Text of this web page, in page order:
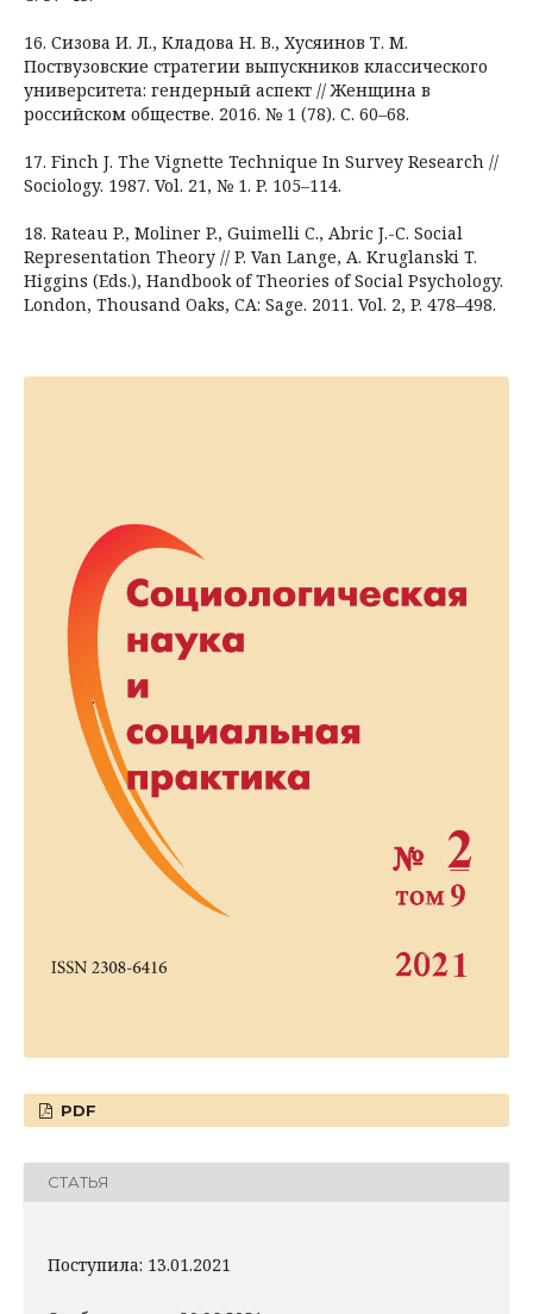
16. Сизова И. Л., Кладова Н. В., Хусяинов Т. М.
Поствузовские стратегии выпускников классического
университета: гендерный аспект // Женщина в
российском обществе. 2016. № 1 (78). С. 60–68.
17. Finch J. The Vignette Technique In Survey Research //
Sociology. 1987. Vol. 21, № 1. P. 105–114.
18. Rateau P., Moliner P., Guimelli C., Abric J.-C. Social
Representation Theory // P. Van Lange, A. Kruglanski T.
Higgins (Eds.), Handbook of Theories of Social Psychology.
London, Thousand Oaks, CA: Sage. 2011. Vol. 2, P. 478–498.
PDF
СТАТЬЯ
Поступила: 13.01.2021